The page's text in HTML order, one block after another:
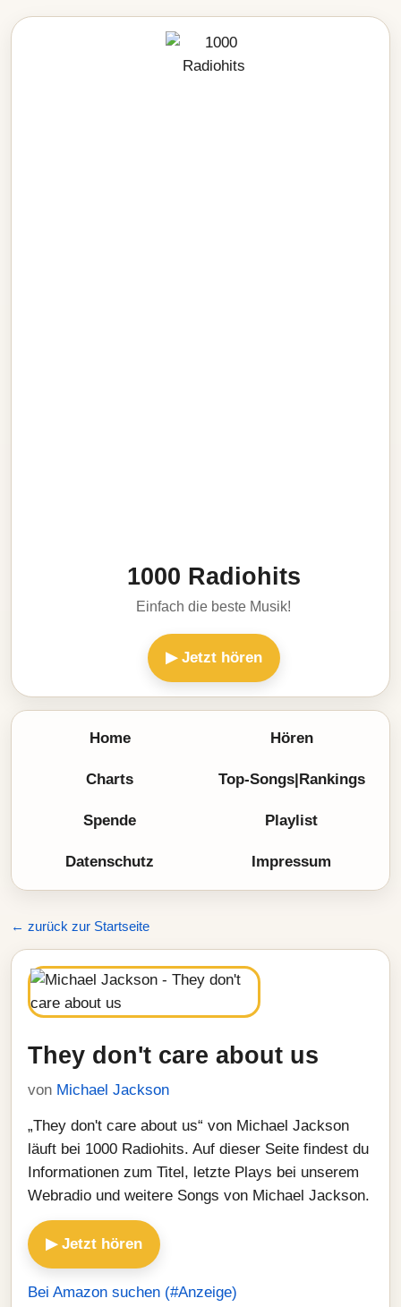
1000 Radiohits
Einfach die beste Musik!
▶ Jetzt hören
Home Hören
Charts Top-Songs|Rankings
Spende Playlist
Datenschutz Impressum
← zurück zur Startseite
They don't care about us
von Michael Jackson
„They don't care about us“ von Michael Jackson
läuft bei 1000 Radiohits. Auf dieser Seite findest du
Informationen zum Titel, letzte Plays bei unserem
Webradio und weitere Songs von Michael Jackson.
▶ Jetzt hören
Bei Amazon suchen (#Anzeige)